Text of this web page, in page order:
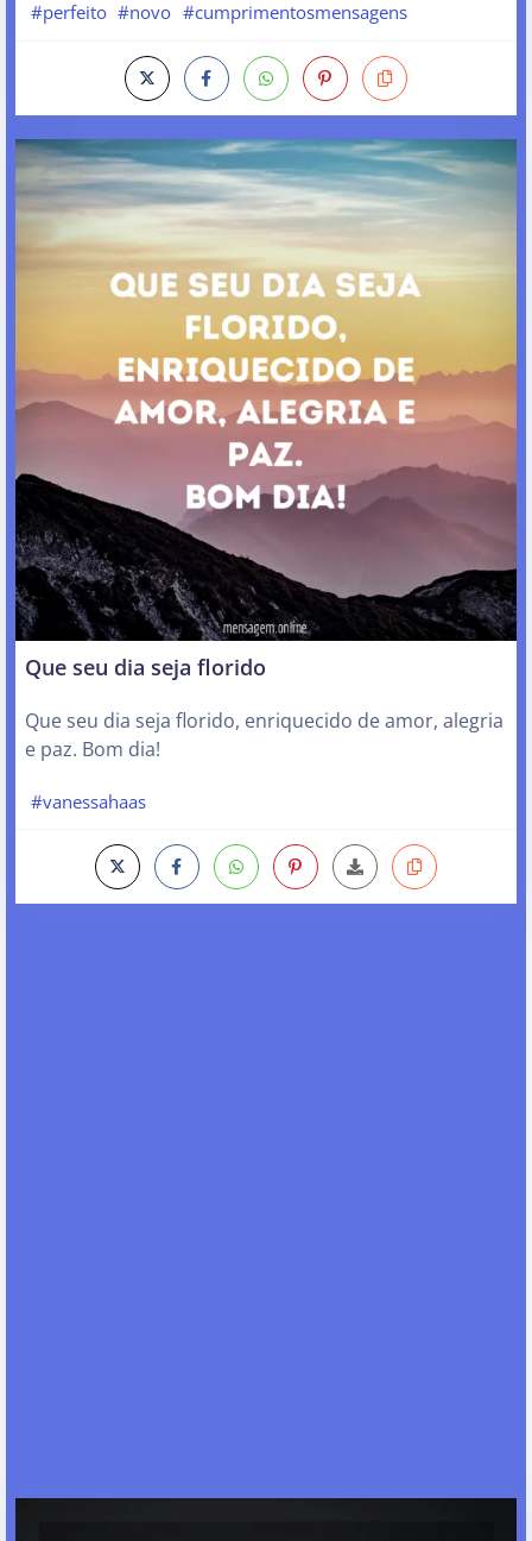
#perfeito #novo #cumprimentosmensagens
Que seu dia seja florido
Que seu dia seja florido, enriquecido de amor, alegria
e paz. Bom dia!
#vanessahaas